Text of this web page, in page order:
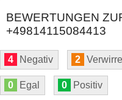
BEWERTUNGEN
+49814115084413
4 Negativ 2
0 Egal 0 Positiv